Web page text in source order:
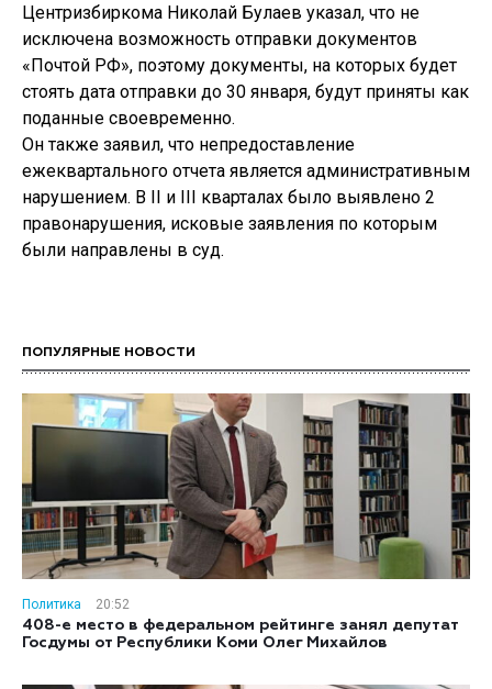
Центризбиркома Николай Булаев указал, что не
исключена возможность отправки документов
«Почтой РФ», поэтому документы, на которых будет
стоять дата отправки до 30 января, будут приняты как
поданные своевременно.
Он также заявил, что непредоставление
ежеквартального отчета является административным
нарушением. В II и III кварталах было выявлено 2
правонарушения, исковые заявления по которым
были направлены в суд.
ПОПУЛЯРНЫЕ НОВОСТИ
Политика
20:52
408-е место в федеральном рейтинге занял депутат
Госдумы от Республики Коми Олег Михайлов